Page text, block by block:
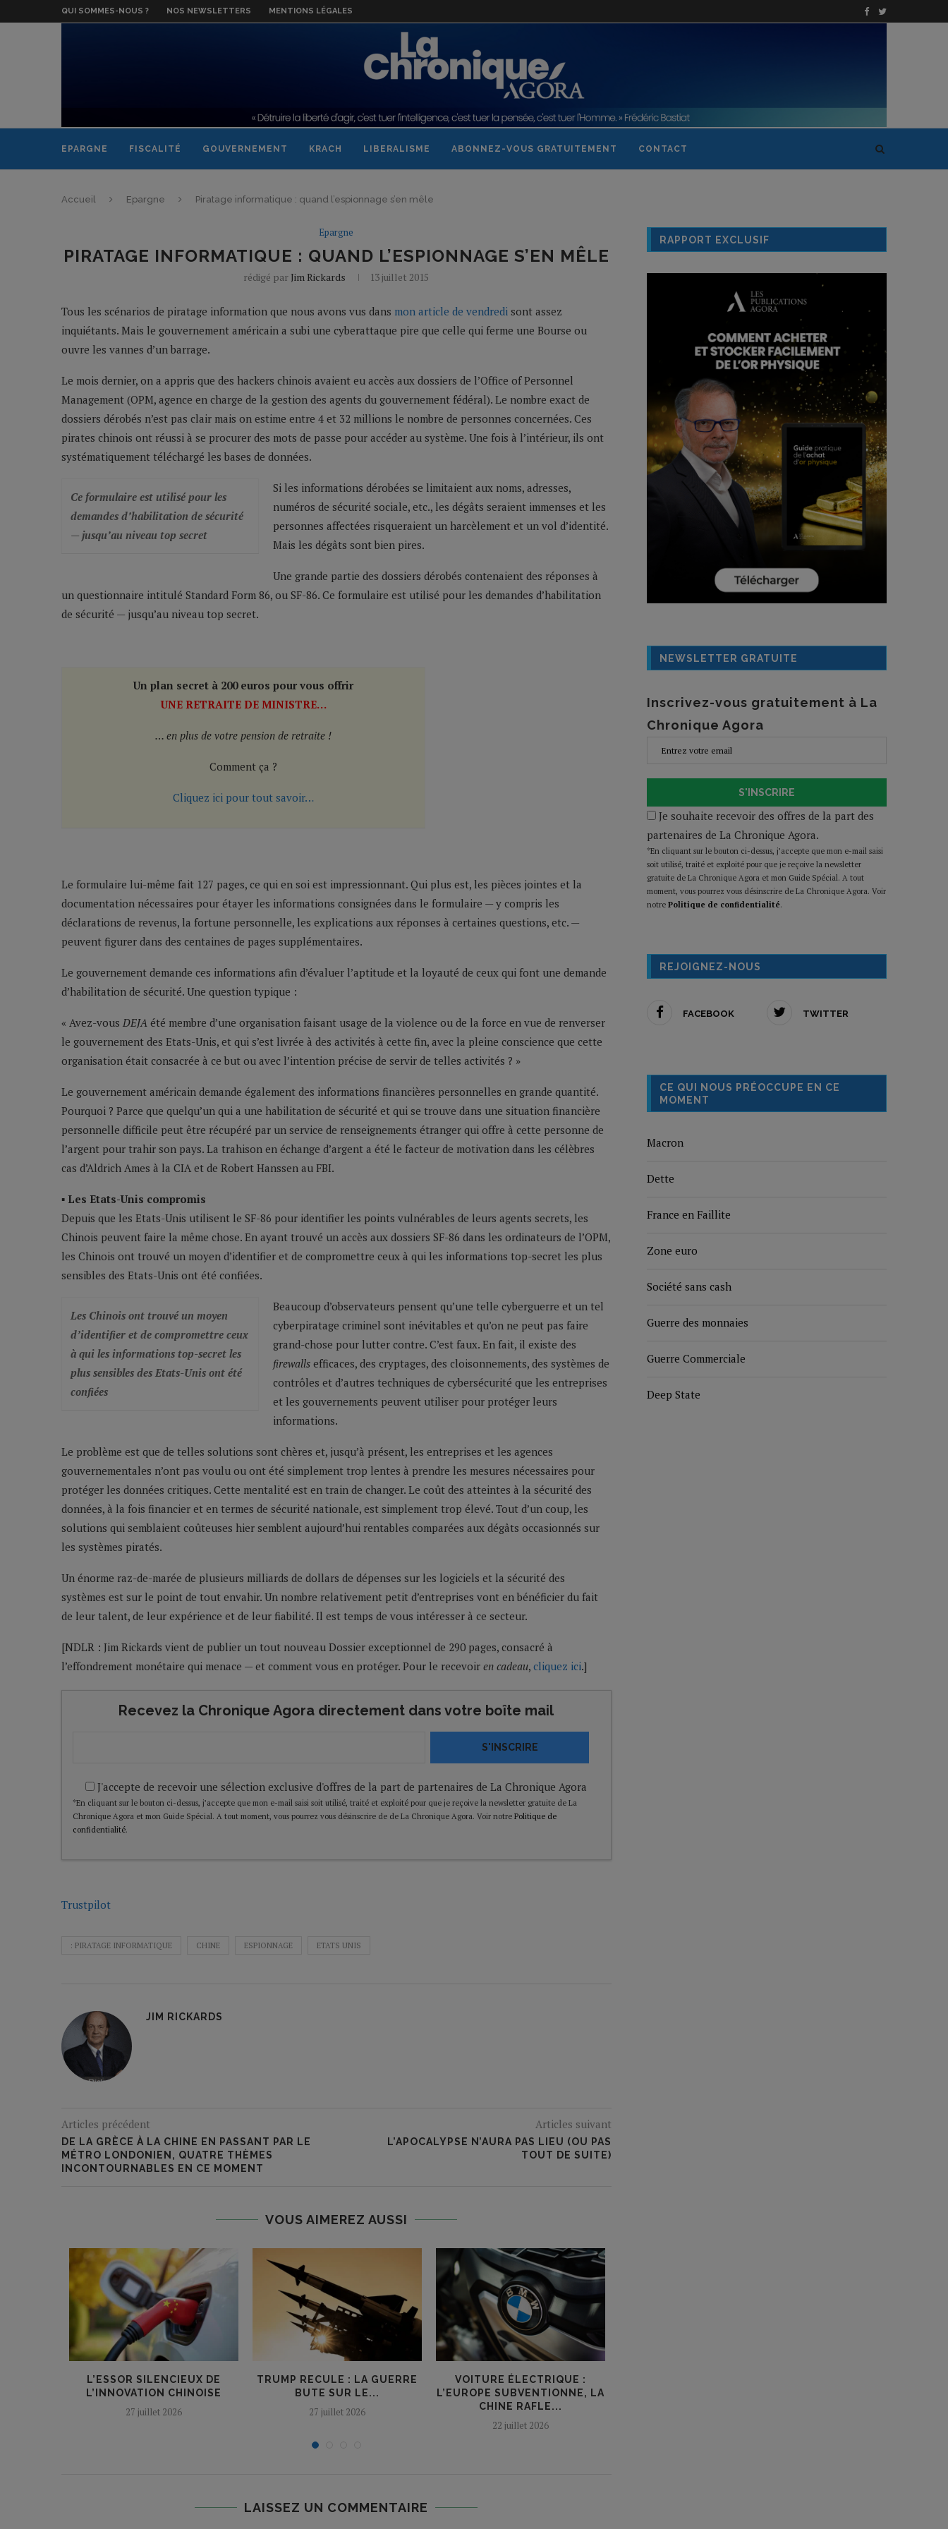
QUI SOMMES-NOUS ? NOS NEWSLETTERS MENTIONS LÉGALES
EPARGNE FISCALITÉ GOUVERNEMENT KRACH LIBERALISME ABONNEZ-VOUS GRATUITEMENT CONTACT
Accueil Epargne Piratage informatique : quand l’espionnage s’en mêle
Epargne
PIRATAGE INFORMATIQUE : QUAND L’ESPIONNAGE S’EN MÊLE
rédigé par Jim Rickards 13 juillet 2015
Tous les scénarios de piratage information que nous avons vus dans mon article de vendredi sont assez
inquiétants. Mais le gouvernement américain a subi une cyberattaque pire que celle qui ferme une Bourse ou
ouvre les vannes d’un barrage.
Le mois dernier, on a appris que des hackers chinois avaient eu accès aux dossiers de l’Office of Personnel
Management (OPM, agence en charge de la gestion des agents du gouvernement fédéral). Le nombre exact de
dossiers dérobés n’est pas clair mais on estime entre 4 et 32 millions le nombre de personnes concernées. Ces
pirates chinois ont réussi à se procurer des mots de passe pour accéder au système. Une fois à l’intérieur, ils ont
systématiquement téléchargé les bases de données.
Ce formulaire est utilisé pour les
demandes d’habilitation de sécurité
— jusqu’au niveau top secret
Si les informations dérobées se limitaient aux noms, adresses,
numéros de sécurité sociale, etc., les dégâts seraient immenses et les
personnes affectées risqueraient un harcèlement et un vol d’identité.
Mais les dégâts sont bien pires.
Une grande partie des dossiers dérobés contenaient des réponses à
un questionnaire intitulé Standard Form 86, ou SF-86. Ce formulaire est utilisé pour les demandes d’habilitation
de sécurité — jusqu’au niveau top secret.
Un plan secret à 200 euros pour vous offrir
UNE RETRAITE DE MINISTRE…
… en plus de votre pension de retraite !
Comment ça ?
Cliquez ici pour tout savoir…
Le formulaire lui-même fait 127 pages, ce qui en soi est impressionnant. Qui plus est, les pièces jointes et la
documentation nécessaires pour étayer les informations consignées dans le formulaire — y compris les
déclarations de revenus, la fortune personnelle, les explications aux réponses à certaines questions, etc. —
peuvent figurer dans des centaines de pages supplémentaires.
Le gouvernement demande ces informations afin d’évaluer l’aptitude et la loyauté de ceux qui font une demande
d’habilitation de sécurité. Une question typique :
« Avez-vous DEJA été membre d’une organisation faisant usage de la violence ou de la force en vue de renverser
le gouvernement des Etats-Unis, et qui s’est livrée à des activités à cette fin, avec la pleine conscience que cette
organisation était consacrée à ce but ou avec l’intention précise de servir de telles activités ? »
Le gouvernement américain demande également des informations financières personnelles en grande quantité.
Pourquoi ? Parce que quelqu’un qui a une habilitation de sécurité et qui se trouve dans une situation financière
personnelle difficile peut être récupéré par un service de renseignements étranger qui offre à cette personne de
l’argent pour trahir son pays. La trahison en échange d’argent a été le facteur de motivation dans les célèbres
cas d’Aldrich Ames à la CIA et de Robert Hanssen au FBI.
▪ Les Etats-Unis compromis
Depuis que les Etats-Unis utilisent le SF-86 pour identifier les points vulnérables de leurs agents secrets, les
Chinois peuvent faire la même chose. En ayant trouvé un accès aux dossiers SF-86 dans les ordinateurs de l’OPM,
les Chinois ont trouvé un moyen d’identifier et de compromettre ceux à qui les informations top-secret les plus
sensibles des Etats-Unis ont été confiées.
Les Chinois ont trouvé un moyen
d’identifier et de compromettre ceux
à qui les informations top-secret les
plus sensibles des Etats-Unis ont été
confiées
Beaucoup d’observateurs pensent qu’une telle cyberguerre et un tel
cyberpiratage criminel sont inévitables et qu’on ne peut pas faire
grand-chose pour lutter contre. C’est faux. En fait, il existe des
firewalls efficaces, des cryptages, des cloisonnements, des systèmes de
contrôles et d’autres techniques de cybersécurité que les entreprises
et les gouvernements peuvent utiliser pour protéger leurs
informations.
Le problème est que de telles solutions sont chères et, jusqu’à présent, les entreprises et les agences
gouvernementales n’ont pas voulu ou ont été simplement trop lentes à prendre les mesures nécessaires pour
protéger les données critiques. Cette mentalité est en train de changer. Le coût des atteintes à la sécurité des
données, à la fois financier et en termes de sécurité nationale, est simplement trop élevé. Tout d’un coup, les
solutions qui semblaient coûteuses hier semblent aujourd’hui rentables comparées aux dégâts occasionnés sur
les systèmes piratés.
Un énorme raz-de-marée de plusieurs milliards de dollars de dépenses sur les logiciels et la sécurité des
systèmes est sur le point de tout envahir. Un nombre relativement petit d’entreprises vont en bénéficier du fait
de leur talent, de leur expérience et de leur fiabilité. Il est temps de vous intéresser à ce secteur.
[NDLR : Jim Rickards vient de publier un tout nouveau Dossier exceptionnel de 290 pages, consacré à
l’effondrement monétaire qui menace — et comment vous en protéger. Pour le recevoir en cadeau, cliquez ici.]
Recevez la Chronique Agora directement dans votre boîte mail
S'INSCRIRE
J'accepte de recevoir une sélection exclusive d'offres de la part de partenaires de La Chronique Agora
*En cliquant sur le bouton ci-dessus, j’accepte que mon e-mail saisi soit utilisé, traité et exploité pour que je reçoive la newsletter gratuite de La
Chronique Agora et mon Guide Spécial. A tout moment, vous pourrez vous désinscrire de de La Chronique Agora. Voir notre Politique de
confidentialité.
Trustpilot
: PIRATAGE INFORMATIQUE CHINE ESPIONNAGE ETATS UNIS
JIM RICKARDS
Articles précédent
DE LA GRÈCE À LA CHINE EN PASSANT PAR LE
MÉTRO LONDONIEN, QUATRE THÈMES
INCONTOURNABLES EN CE MOMENT
Articles suivant
L’APOCALYPSE N’AURA PAS LIEU (OU PAS
TOUT DE SUITE)
VOUS AIMEREZ AUSSI
L’ESSOR SILENCIEUX DE
L’INNOVATION CHINOISE
27 juillet 2026
TRUMP RECULE : LA GUERRE
BUTE SUR LE...
27 juillet 2026
VOITURE ÉLECTRIQUE :
L’EUROPE SUBVENTIONNE, LA
CHINE RAFLE...
22 juillet 2026
LAISSEZ UN COMMENTAIRE
RAPPORT EXCLUSIF
NEWSLETTER GRATUITE
Inscrivez-vous gratuitement à La
Chronique Agora
S'INSCRIRE
Je souhaite recevoir des offres de la part des
partenaires de La Chronique Agora.
*En cliquant sur le bouton ci-dessus, j’accepte que mon e-mail saisi
soit utilisé, traité et exploité pour que je reçoive la newsletter
gratuite de La Chronique Agora et mon Guide Spécial. A tout
moment, vous pourrez vous désinscrire de La Chronique Agora. Voir
notre Politique de confidentialité.
REJOIGNEZ-NOUS
FACEBOOK TWITTER
CE QUI NOUS PRÉOCCUPE EN CE
MOMENT
Macron
Dette
France en Faillite
Zone euro
Société sans cash
Guerre des monnaies
Guerre Commerciale
Deep State